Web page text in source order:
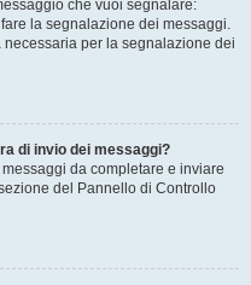
che vuoi segnalare:
la segnalazione dei messaggi.
per la segnalazione dei
di invio dei messaggi?
da completare e inviare
del Pannello di Controllo